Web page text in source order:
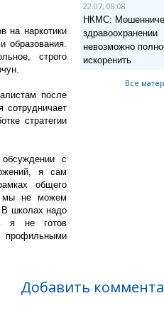
на наркотики
образования.
строго
после
сотрудничает
стратегии
с
я сам
общего
мы не можем
школах надо
я не готов
22.07, 08:08
НКМС:
здравоохранении
невозможно
искоренить
Все
Добавить